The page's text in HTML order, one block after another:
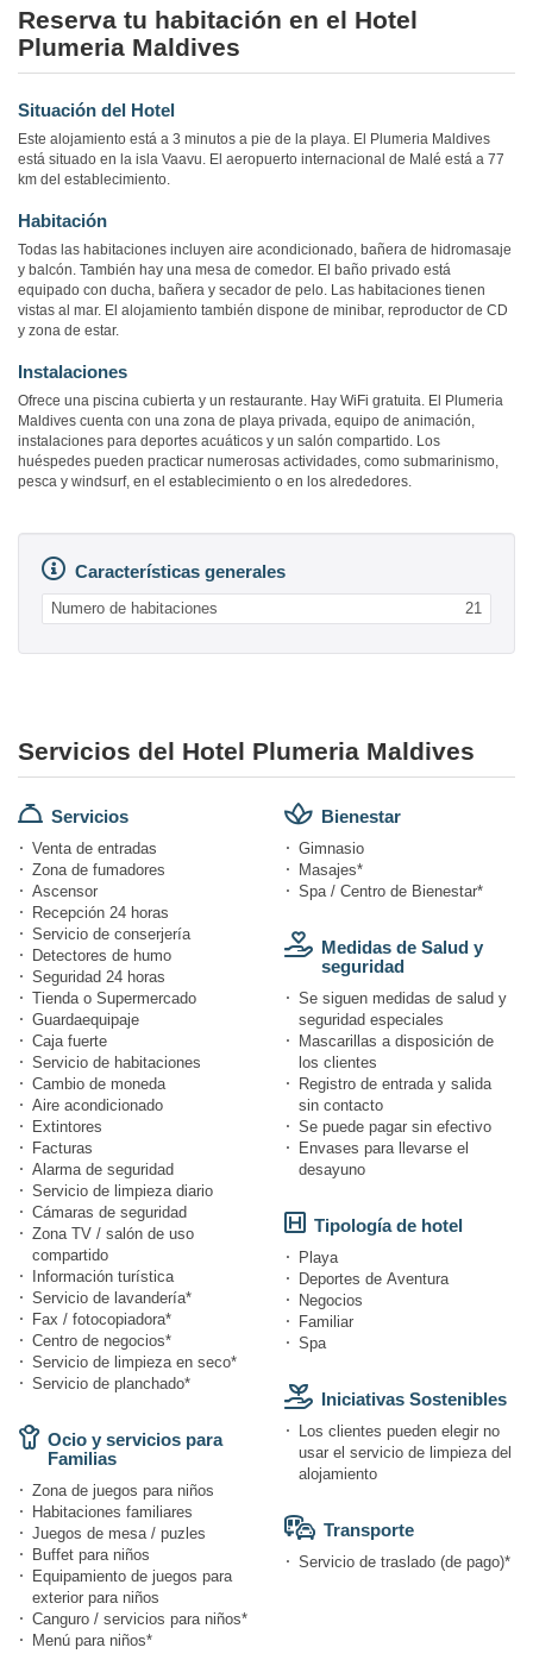
Reserva tu habitación en el Hotel
Plumeria Maldives
Situación del Hotel
Este alojamiento está a 3 minutos a pie de la playa. El Plumeria Maldives
está situado en la isla Vaavu. El aeropuerto internacional de Malé está a 77
km del establecimiento.
Habitación
Todas las habitaciones incluyen aire acondicionado, bañera de hidromasaje
y balcón. También hay una mesa de comedor. El baño privado está
equipado con ducha, bañera y secador de pelo. Las habitaciones tienen
vistas al mar. El alojamiento también dispone de minibar, reproductor de CD
y zona de estar.
Instalaciones
Ofrece una piscina cubierta y un restaurante. Hay WiFi gratuita. El Plumeria
Maldives cuenta con una zona de playa privada, equipo de animación,
instalaciones para deportes acuáticos y un salón compartido. Los
huéspedes pueden practicar numerosas actividades, como submarinismo,
pesca y windsurf, en el establecimiento o en los alrededores.
Características generales
Numero de habitaciones 21
Servicios del Hotel Plumeria Maldives
Servicios
Venta de entradas
Zona de fumadores
Ascensor
Recepción 24 horas
Servicio de conserjería
Detectores de humo
Seguridad 24 horas
Tienda o Supermercado
Guardaequipaje
Caja fuerte
Servicio de habitaciones
Cambio de moneda
Aire acondicionado
Extintores
Facturas
Alarma de seguridad
Servicio de limpieza diario
Cámaras de seguridad
Zona TV / salón de uso
compartido
Información turística
Servicio de lavandería*
Fax / fotocopiadora*
Centro de negocios*
Servicio de limpieza en seco*
Servicio de planchado*
Ocio y servicios para
Familias
Zona de juegos para niños
Habitaciones familiares
Juegos de mesa / puzles
Buffet para niños
Equipamiento de juegos para
exterior para niños
Canguro / servicios para niños*
Menú para niños*
Bienestar
Gimnasio
Masajes*
Spa / Centro de Bienestar*
Medidas de Salud y
seguridad
Se siguen medidas de salud y
seguridad especiales
Mascarillas a disposición de
los clientes
Registro de entrada y salida
sin contacto
Se puede pagar sin efectivo
Envases para llevarse el
desayuno
Tipología de hotel
Playa
Deportes de Aventura
Negocios
Familiar
Spa
Iniciativas Sostenibles
Los clientes pueden elegir no
usar el servicio de limpieza del
alojamiento
Transporte
Servicio de traslado (de pago)*